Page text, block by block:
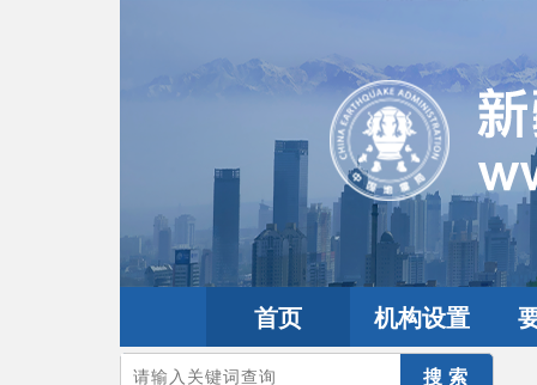
首页 机构设置
您的当前位置：首页>地震频道 全球震讯